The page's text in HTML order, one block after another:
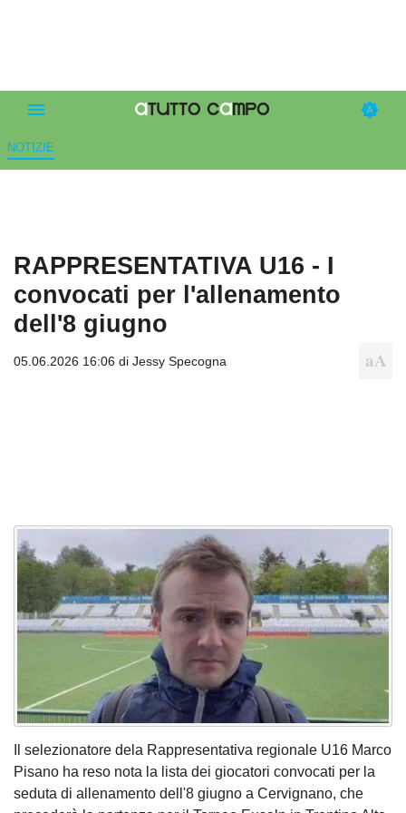
NOTIZIE
RAPPRESENTATIVA U16 - I
convocati per l'allenamento
dell'8 giugno
05.06.2026 16:06 di Jessy Specogna
Il selezionatore dela Rappresentativa regionale U16 Marco
Pisano ha reso nota la lista dei giocatori convocati per la
seduta di allenamento dell'8 giugno a Cervignano, che